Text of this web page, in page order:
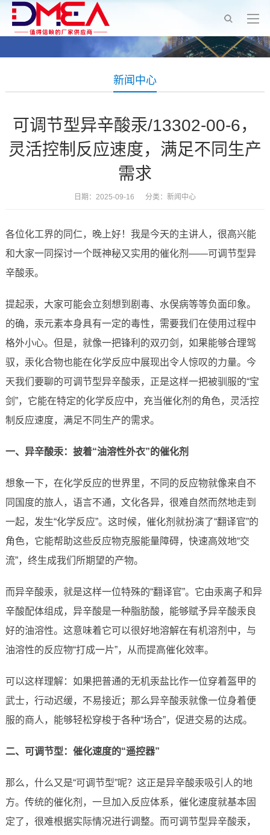
新闻中心
可调节型异辛酸汞/13302-00-6，
灵活控制反应速度，满足不同生产
需求
日期：2025-09-16 分类： 新闻中心
各位化工界的同仁，晚上好！我是今天的主讲人，很高兴能
和大家一同探讨一个既神秘又实用的催化剂——可调节型异
辛酸汞。
提起汞，大家可能会立刻想到剧毒、水俣病等等负面印象。
的确，汞元素本身具有一定的毒性，需要我们在使用过程中
格外小心。但是，就像一把锋利的双刃剑，如果能够合理驾
驭，汞化合物也能在化学反应中展现出令人惊叹的力量。今
天我们要聊的可调节型异辛酸汞，正是这样一把被驯服的“宝
剑”，它能在特定的化学反应中，充当催化剂的角色，灵活控
制反应速度，满足不同生产的需求。
一、异辛酸汞：披着“油溶性外衣”的催化剂
想象一下，在化学反应的世界里，不同的反应物就像来自不
同国度的旅人，语言不通，文化各异，很难自然而然地走到
一起，发生“化学反应”。这时候，催化剂就扮演了“翻译官”的
角色，它能帮助这些反应物克服能量障碍，快速高效地“交
流”，终生成我们所期望的产物。
而异辛酸汞，就是这样一位特殊的“翻译官”。它由汞离子和异
辛酸配体组成，异辛酸是一种脂肪酸，能够赋予异辛酸汞良
好的油溶性。这意味着它可以很好地溶解在有机溶剂中，与
油溶性的反应物“打成一片”，从而提高催化效率。
可以这样理解：如果把普通的无机汞盐比作一位穿着盔甲的
武士，行动迟缓，不易接近；那么异辛酸汞就像一位身着便
服的商人，能够轻松穿梭于各种“场合”，促进交易的达成。
二、可调节型：催化速度的“遥控器”
那么，什么又是“可调节型”呢？这正是异辛酸汞吸引人的地
方。传统的催化剂，一旦加入反应体系，催化速度就基本固
定了，很难根据实际情况进行调整。而可调节型异辛酸汞，